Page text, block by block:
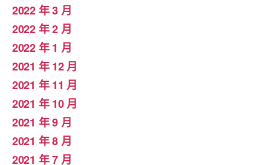
2022 年 3 月
2022 年 2 月
2022 年 1 月
2021 年 12 月
2021 年 11 月
2021 年 10 月
2021 年 9 月
2021 年 8 月
2021 年 7 月